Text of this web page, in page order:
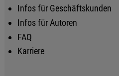
Infos für Geschäftskunden
Infos für Autoren
FAQ
Karriere